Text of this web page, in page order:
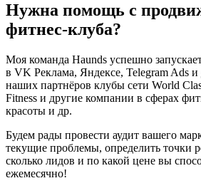
Нужна помощь с
фитнес-клуба?
Моя команда Haunds успешно
в VK Реклама, Яндексе, Telegram Ads
наших партнёров клубы сети World
Fitness и другие компании в сферах
красоты и др.
Будем рады провести аудит вашего
текущие проблемы, определить точки
сколько лидов и по какой цене вы
ежемесячно!